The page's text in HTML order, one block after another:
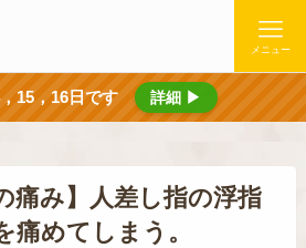
メニュー
15，16日です 詳細 ▶
痛み】人差し指の浮指
痛めてしまう。